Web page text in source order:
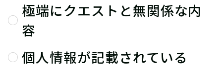
極端にクエストと無関係な内
容
個人情報が記載されている